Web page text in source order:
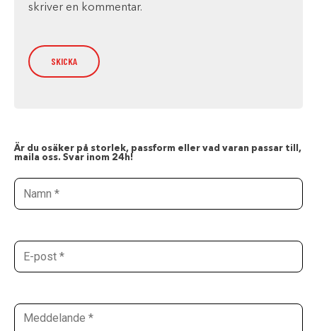
skriver en kommentar.
Är du osäker på storlek, passform eller vad varan passar till,
maila oss. Svar inom 24h!